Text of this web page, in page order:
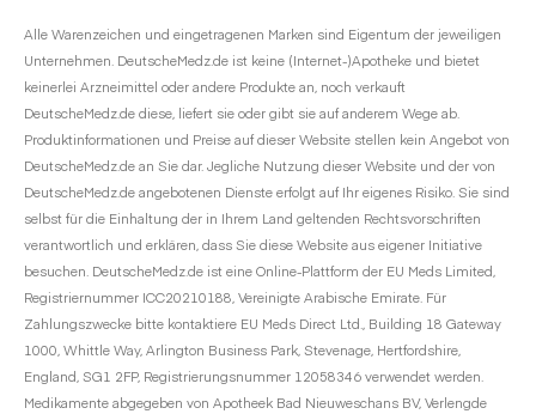
Alle Warenzeichen und eingetragenen Marken sind Eigentum der jeweiligen
Unternehmen. DeutscheMedz.de ist keine (Internet-)Apotheke und bietet
keinerlei Arzneimittel oder andere Produkte an, noch verkauft
DeutscheMedz.de diese, liefert sie oder gibt sie auf anderem Wege ab.
Produktinformationen und Preise auf dieser Website stellen kein Angebot von
DeutscheMedz.de an Sie dar. Jegliche Nutzung dieser Website und der von
DeutscheMedz.de angebotenen Dienste erfolgt auf Ihr eigenes Risiko. Sie sind
selbst für die Einhaltung der in Ihrem Land geltenden Rechtsvorschriften
verantwortlich und erklären, dass Sie diese Website aus eigener Initiative
besuchen. DeutscheMedz.de ist eine Online-Plattform der EU Meds Limited,
Registriernummer ICC20210188, Vereinigte Arabische Emirate. Für
Zahlungszwecke bitte kontaktiere EU Meds Direct Ltd., Building 18 Gateway
1000, Whittle Way, Arlington Business Park, Stevenage, Hertfordshire,
England, SG1 2FP, Registrierungsnummer 12058346 verwendet werden.
Medikamente abgegeben von Apotheek Bad Nieuweschans BV, Verlengde